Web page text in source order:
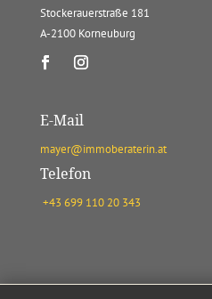
Stockerauerstraße 181
A-2100 Korneuburg
E-Mail
mayer@immoberaterin.at
Telefon
+43 699 110 20 343